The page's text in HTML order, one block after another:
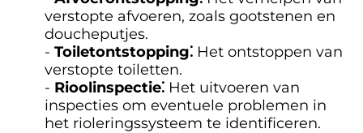
verstopte afvoeren, zoals gootstenen en
doucheputjes.​
Toiletontstopping⁚ Het ontstoppen van
verstopte toiletten.​
Rioolinspectie⁚ Het uitvoeren van
inspecties om eventuele problemen in
het rioleringssysteem te identificeren.